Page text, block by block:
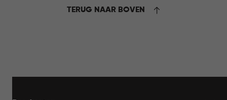
TERUG NAAR BOVEN